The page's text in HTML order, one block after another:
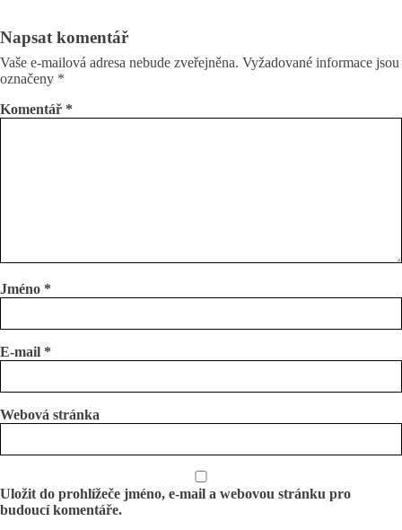
Napsat komentář
Vaše e-mailová adresa nebude zveřejněna. Vyžadované informace jsou
označeny *
Komentář *
Jméno *
E-mail *
Webová stránka
Uložit do prohlížeče jméno, e-mail a webovou stránku pro
budoucí komentáře.